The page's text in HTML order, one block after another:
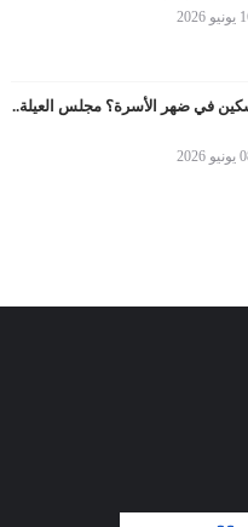
2026
في ضهر الأسرة؟ مجلس العيلة..
2026